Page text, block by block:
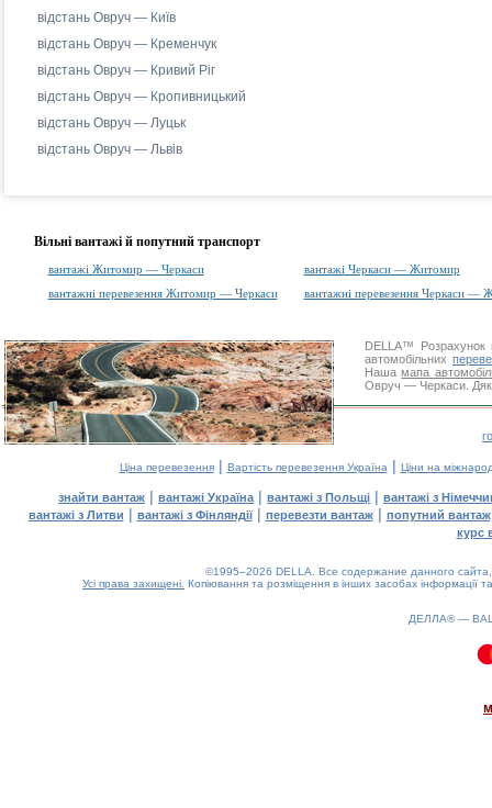
відстань Овруч — Київ
відстань Овруч — Кременчук
відстань Овруч — Кривий Ріг
відстань Овруч — Кропивницький
відстань Овруч — Луцьк
відстань Овруч — Львів
Вільні вантажі й попутний транспорт
вантажі Житомир — Черкаси
вантажі Черкаси — Житомир
вантажні перевезення Житомир — Черкаси
вантажні перевезення Черкаси —
DELLA™
Розрахунок
автомобільних
Нашамапа
Овруч — Черкаси.
Ціна перевезення| Вартість перевезення Україна | Ціни на
знайти вантаж | вантажі Україна | вантажі з Польщі | вантажі з
вантажі з Литви | вантажі з Фінляндії| перевезти вантаж| попутний вантаж
курс
©1995–2026 DELLA. Все содержание данного
Усі права захищені. Копіювання та розміщення в інших засобах інформації
ДЕЛЛА® —